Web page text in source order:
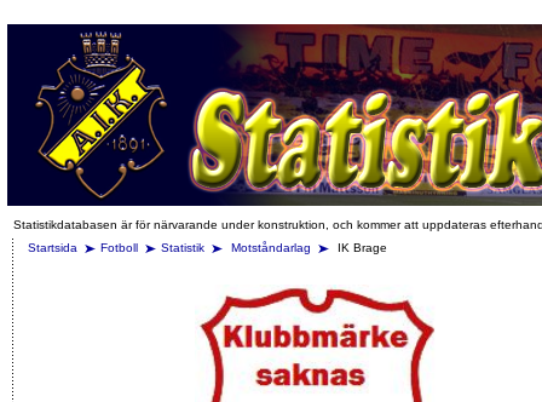
Statistikdatabasen är för närvarande under konstruktion, och kommer att uppdateras
Startsida
Fotboll Statistik Motståndarlag IK Brage